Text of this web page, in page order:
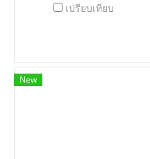
เปรียบเทียบ
New